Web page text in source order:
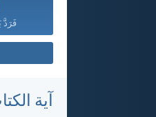
فَرَدَّ
آية